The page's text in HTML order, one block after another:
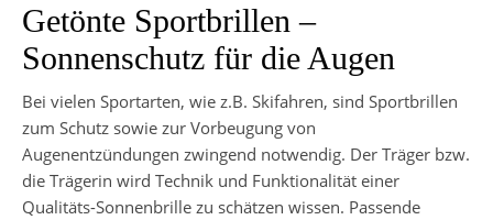
Getönte Sportbrillen –
Sonnenschutz für die Augen
Bei vielen Sportarten, wie z.B. Skifahren, sind Sportbrillen
zum Schutz sowie zur Vorbeugung von
Augenentzündungen zwingend notwendig. Der Träger bzw.
die Trägerin wird Technik und Funktionalität einer
Qualitäts-Sonnenbrille zu schätzen wissen. Passende